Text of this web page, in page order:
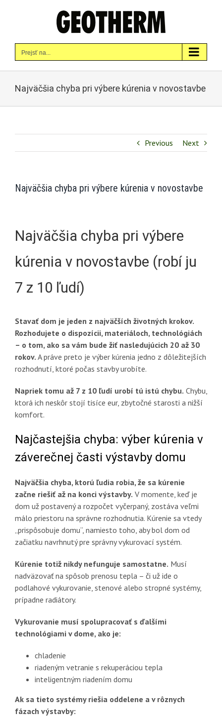
Prejsť na...
Najväčšia chyba pri výbere kúrenia v novostavbe
Previous Next
Najväčšia chyba pri výbere kúrenia v novostavbe
Najväčšia chyba pri výbere
kúrenia v novostavbe (robí ju
7 z 10 ľudí)
Stavať dom je jeden z najväčších životných krokov.
Rozhodujete o dispozícii, materiáloch, technológiách
– o tom, ako sa vám bude žiť nasledujúcich 20 až 30
rokov. A práve preto je výber kúrenia jedno z dôležitejších
rozhodnutí, ktoré počas stavby urobíte.
Napriek tomu až 7 z 10 ľudí urobí tú istú chybu. Chybu,
ktorá ich neskôr stojí tisíce eur, zbytočné starosti a nižší
komfort.
Najčastejšia chyba: výber kúrenia v
záverečnej časti výstavby domu
Najväčšia chyba, ktorú ľudia robia, že sa kúrenie
začne riešiť až na konci výstavby. V momente, keď je
dom už postavený a rozpočet vyčerpaný, zostáva veľmi
málo priestoru na správne rozhodnutia. Kúrenie sa vtedy
„prispôsobuje domu“, namiesto toho, aby bol dom od
začiatku navrhnutý pre správny vykurovací systém.
Kúrenie totiž nikdy nefunguje samostatne. Musí
nadväzovať na spôsob prenosu tepla – či už ide o
podlahové vykurovanie, stenové alebo stropné systémy,
prípadne radiátory.
Vykurovanie musí spolupracovať s ďalšími
technológiami v dome, ako je:
chladenie
riadeným vetranie s rekuperáciou tepla
inteligentným riadením domu
Ak sa tieto systémy riešia oddelene a v rôznych
fázach výstavby: